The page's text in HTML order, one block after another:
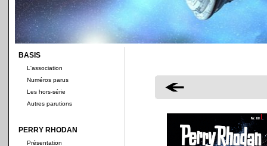
BASIS
L'association
Numéros parus
Les hors-série
Autres parutions
PERRY RHODAN
Présentation